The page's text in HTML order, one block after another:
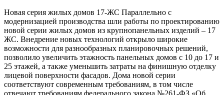
Новая серия жилых домов 17-ЖС Параллельно с
модернизацией производства шли работы по проектированию
новой серии жилых домов из крупнопанельных изделий – 17
ЖС. Внедрение новых технологий открыло широкие
возможности для разнообразных планировочных решений,
позволило увеличить этажность панельных домов с 10 до 17 и
25 этажей, а также уменьшить затраты на финишную отделку
лицевой поверхности фасадов. Дома новой серии
соответствуют современным требованиям, в том числе
отвечают требованиям федерального закона №261-ФЗ «Об